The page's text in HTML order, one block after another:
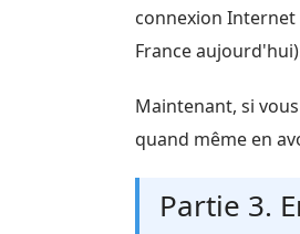
connexion
France
Maintenant, si
quand même en
Partie 3.